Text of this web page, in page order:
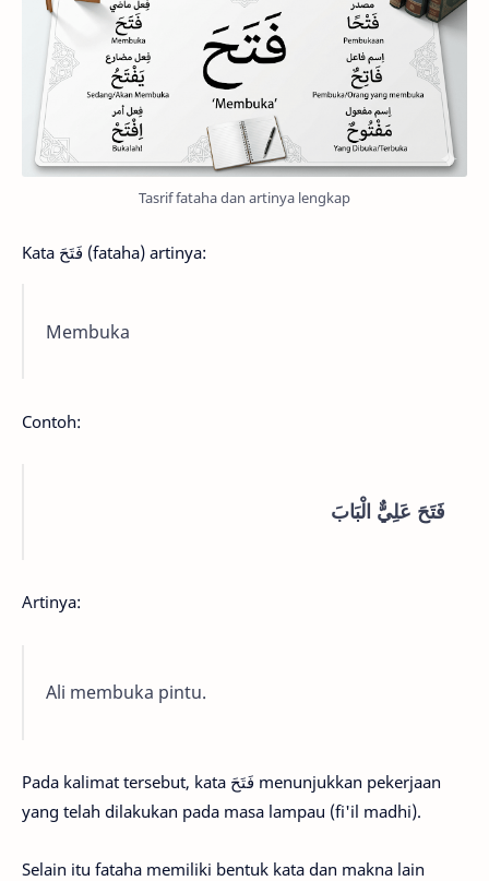
Tasrif fataha dan artinya lengkap
Kata فَتَحَ (fataha) artinya:
Membuka
Contoh:
فَتَحَ عَلِيٌّ الْبَابَ
Artinya:
Ali membuka pintu.
Pada kalimat tersebut, kata فَتَحَ menunjukkan pekerjaan
yang telah dilakukan pada masa lampau (fi'il madhi).
Selain itu fataha memiliki bentuk kata dan makna lain